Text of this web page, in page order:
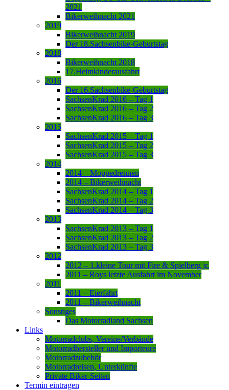
2021
Bikerweihnacht 2021
2019
Bikerweihnacht 2019
Der 18.Sachsenbike-Geburtstag
2018
Bikerweihnacht 2018
17.Heimkinderausfahrt
2016
Der 16.Sachsenbike-Geburtstag
SachsenKrad 2016 – Tag 1
SachsenKrad 2016 – Tag 2
SachsenKrad 2016 – Tag 3
2015
SachsenKrad 2015 – Tag 1
SachsenKrad 2015 – Tag 2
SachsenKrad 2015 – Tag 3
2014
2014 – Moppedrennen
2014 – Bikerweihnacht
SachsenKrad 2014 – Tag 1
SachsenKrad 2014 – Tag 2
SachsenKrad 2014 – Tag 3
2013
SachsenKrad 2013 – Tag 1
SachsenKrad 2013 – Tag 2
SachsenKrad 2013 – Tag 3
2012
2012 – 1.kleine Tour mit Fire & Spielberg jr.
2011 – Roys letzte Ausfahrt im November
2011
2011 – Eierfahrt
2011 – Bikerweihnacht
Sonstiges
Das Motorradland Sachsen
Links
Motorradclubs, Vereine/Verbände
Motorradhersteller und Importeure
Motorradzubehör
Motorradreisen, Unterkünfte
Private Biker-Seiten
Termin eintragen